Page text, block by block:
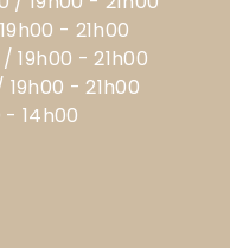
- 21h00
19h00 - 21h00
- 21h00
- 14h00